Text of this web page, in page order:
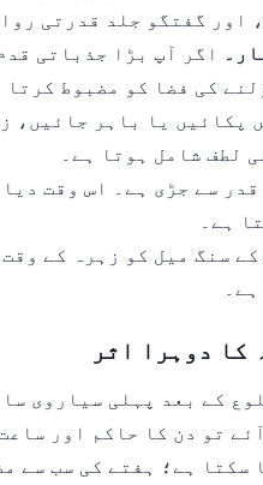
اور گفتگو جلد قدرتی
اگر آپ بڑا جذباتی
کی فضا کو مضبوط کرتا
پکائیں یا باہر جائیں،
لطف شامل ہوتا ہے۔
سے جڑی ہے۔ اس وقت
ہے۔
کے سنگ میل کو زہرہ کے
کا دوہرا اثر
کے بعد پہلی سیاروی
تو دن کا حاکم اور
سکتا ہے؛ ہفتے کی سب سے